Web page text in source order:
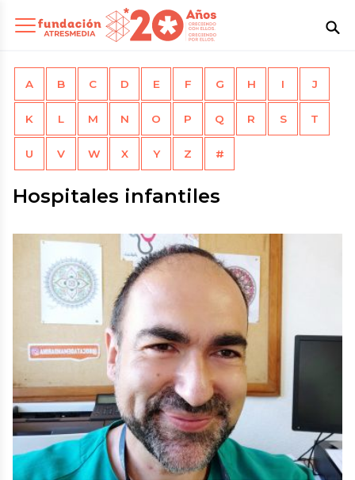
A B C D E F G H I J
K L M N O P Q R S T
U V W X Y Z #
Hospitales infantiles